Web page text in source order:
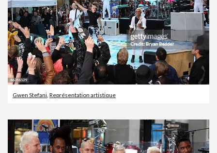
Gwen Stefani, Représentation artistique